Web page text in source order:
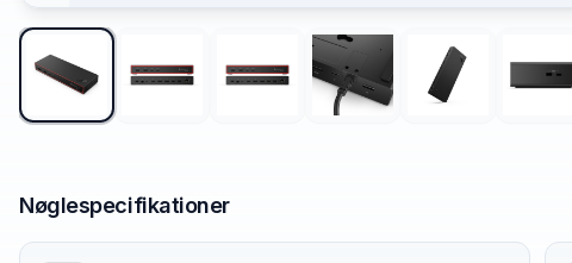
Nøglespecifikationer